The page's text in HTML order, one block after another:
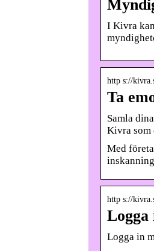
I Kivra
http s://
Ta
Samla
Kivra
Med
http s://
Logga in